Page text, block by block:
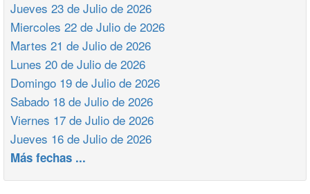
Jueves 23 de Julio de 2026
Miercoles 22 de Julio de 2026
Martes 21 de Julio de 2026
Lunes 20 de Julio de 2026
Domingo 19 de Julio de 2026
Sabado 18 de Julio de 2026
Viernes 17 de Julio de 2026
Jueves 16 de Julio de 2026
Más fechas ...